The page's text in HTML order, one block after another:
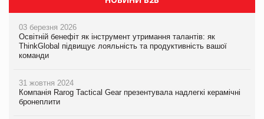
03 березня 2026
Освітній бенефіт як інструмент утримання талантів: як
ThinkGlobal підвищує лояльність та продуктивність вашої
команди
31 жовтня 2024
Компанія Rarog Tactical Gear презентувала надлегкі керамічні
бронеплити